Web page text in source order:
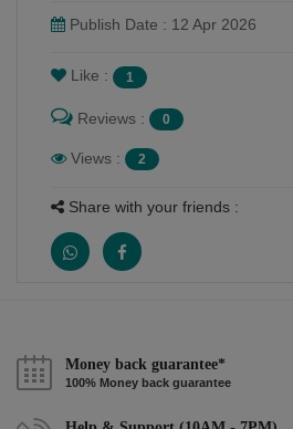
Publish Date : 12 Apr 2026
Like : 1
Reviews : 0
Views : 2
Share with your friends :
Money back guarantee*
100% Money back guarantee